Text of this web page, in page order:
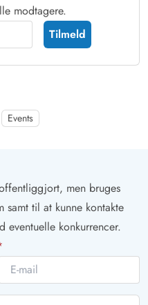
modtagere.
Tilmeld
Events
men bruges
samt til at kunne kontakte
eventuelle konkurrencer.